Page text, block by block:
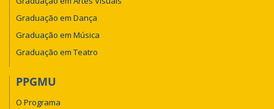
Graduação em Dança
Graduação em Música
Graduação em Teatro
PPGMU
O Programa